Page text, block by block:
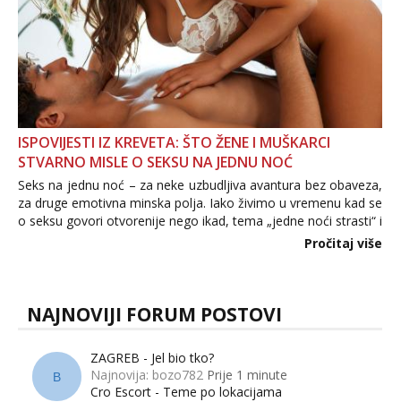
ISPOVIJESTI IZ KREVETA: ŠTO ŽENE I MUŠKARCI
STVARNO MISLE O SEKSU NA JEDNU NOĆ
Seks na jednu noć – za neke uzbudljiva avantura bez obaveza,
za druge emotivna minska polja. Iako živimo u vremenu kad se
o seksu govori otvorenije nego ikad, tema „jedne noći strasti“ i
dalje izaziva burne rasprave. Što zapravo misle žene, a što
Pročitaj više
NAJNOVIJI FORUM POSTOVI
B
ZAGREB - Jel bio tko?
Najnovija: bozo782 Prije 1 minute
Cro Escort - Teme po lokacijama